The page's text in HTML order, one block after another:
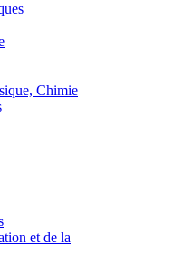
Chimie
et de la